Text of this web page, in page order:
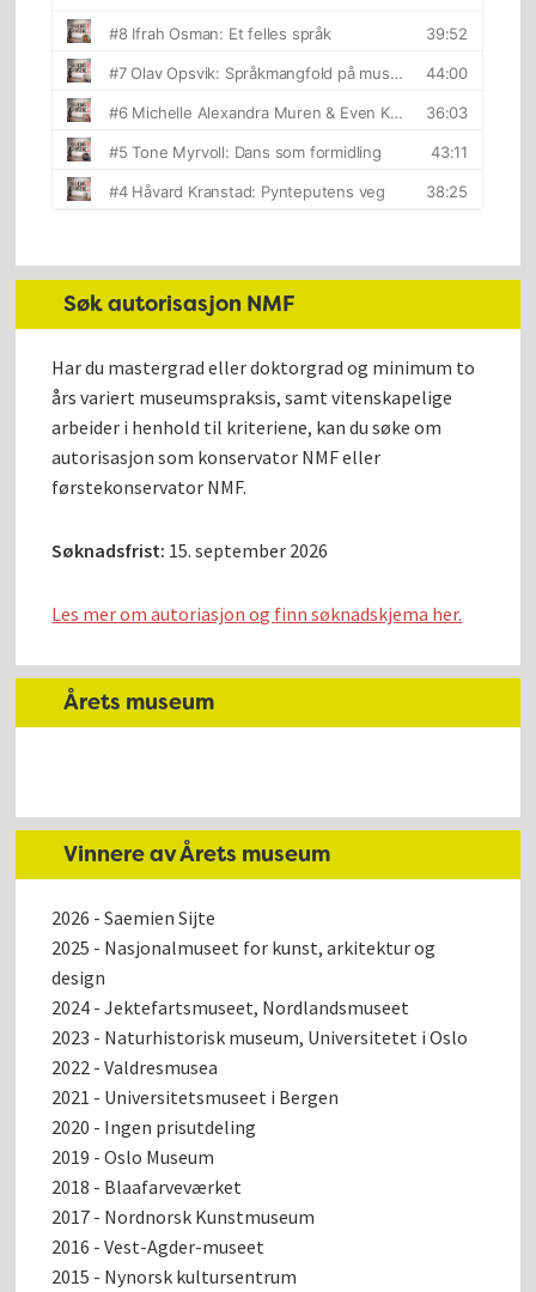
Søk autorisasjon NMF
Har du mastergrad eller doktorgrad og minimum to
års variert museumspraksis, samt vitenskapelige
arbeider i henhold til kriteriene, kan du søke om
autorisasjon som konservator NMF eller
førstekonservator NMF.
Søknadsfrist: 15. september 2026
Les mer om autoriasjon og finn søknadskjema her.
Årets museum
Vinnere av Årets museum
2026 - Saemien Sijte
2025 - Nasjonalmuseet for kunst, arkitektur og
design
2024 - Jektefartsmuseet, Nordlandsmuseet
2023 - Naturhistorisk museum, Universitetet i Oslo
2022 - Valdresmusea
2021 - Universitetsmuseet i Bergen
2020 - Ingen prisutdeling
2019 - Oslo Museum
2018 - Blaafarveværket
2017 - Nordnorsk Kunstmuseum
2016 - Vest-Agder-museet
2015 - Nynorsk kultursentrum